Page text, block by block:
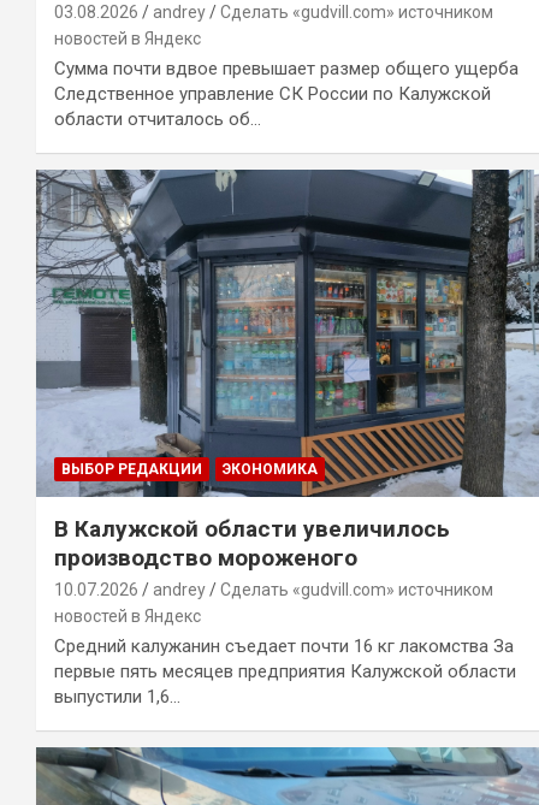
03.08.2026 andrey
Сделать «gudvill.com» источником
новостей в Яндекс
Сумма почти вдвое превышает размер общего ущерба
Следственное управление СК России по Калужской
области отчиталось об…
ВЫБОР РЕДАКЦИИ ЭКОНОМИКА
В Калужской области увеличилось
производство мороженого
10.07.2026 andrey
Сделать «gudvill.com» источником
новостей в Яндекс
Средний калужанин съедает почти 16 кг лакомства За
первые пять месяцев предприятия Калужской области
выпустили 1,6…